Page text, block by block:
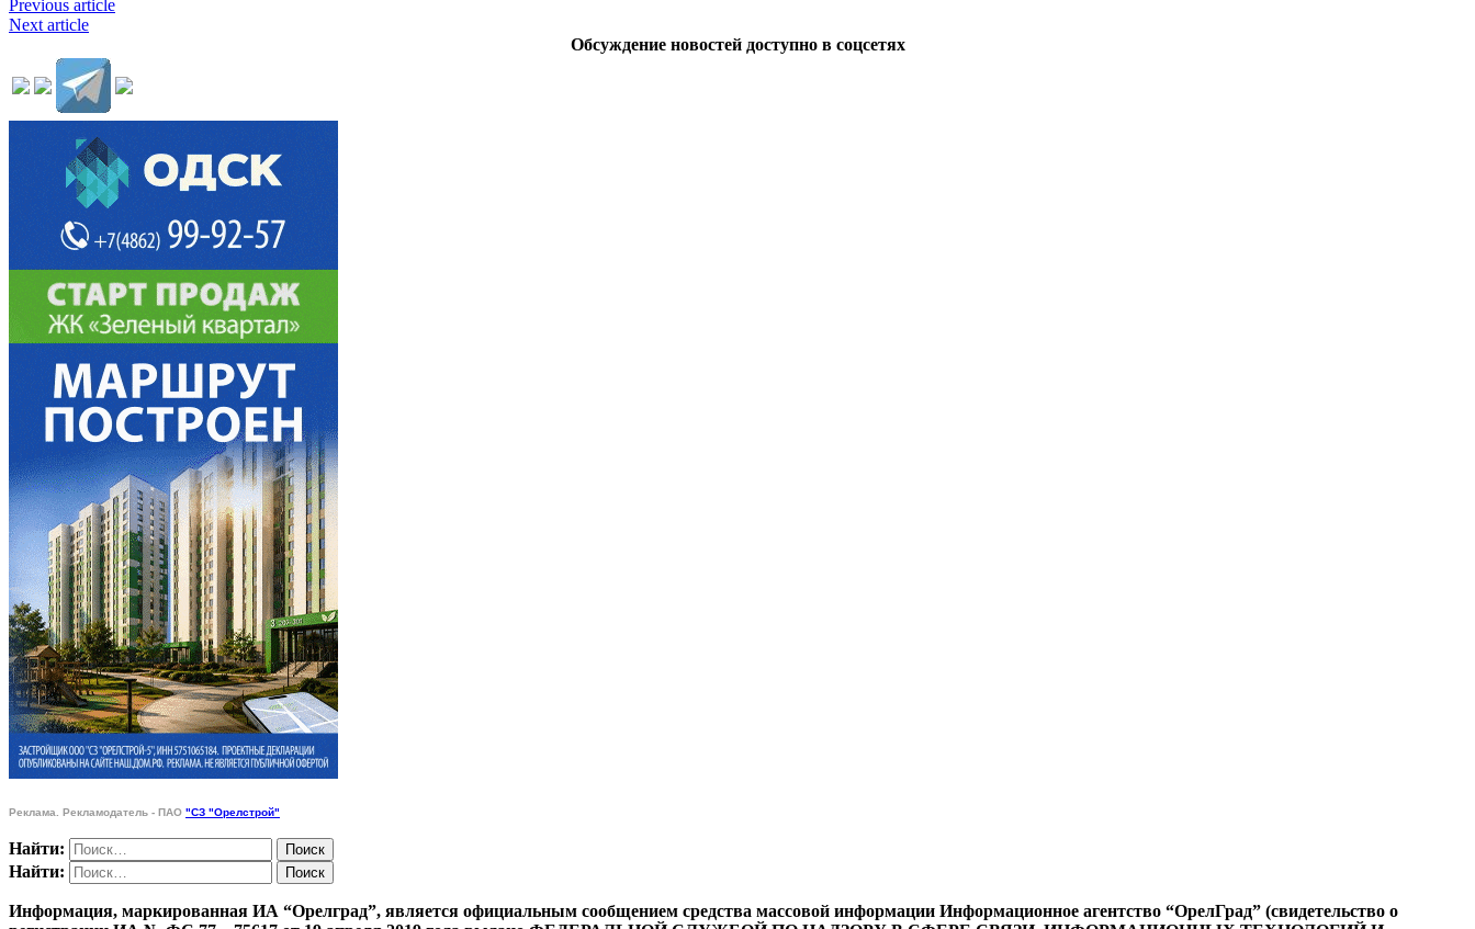
Previous article
Next article
Обсуждение новостей доступно в соцсетях
Реклама. Рекламодатель - ПАО "СЗ "Орелстрой"
Найти:
Найти:
Информация, маркированная ИА “Орелград”, является официальным сообщением средства массовой информации Информационное агентство “ОрелГрад” (свидетельство о